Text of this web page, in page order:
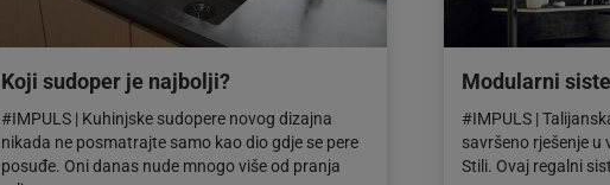
Koji sudoper je najbolji?
#IMPULS | Kuhinjske sudopere novog dizajna
nikada ne posmatrajte samo kao dio gdje se pere
posuđe. Oni danas nude mnogo više od pranja
Modularni
#IMPULS |
savršeno rješenje u
Stili. Ovaj regalni